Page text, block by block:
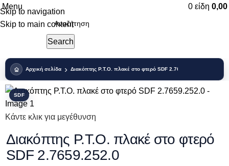
Skip to navigation
Skip to main content
Menu 0 είδη 0,00
Search
Αρχική σελίδα Διακόπτης P.T.O. πλακέ στο φτερό SDF 2.7659.252.0
SDF
Κάντε κλικ για μεγέθυνση
Διακόπτης P.T.O. πλακέ στο φτερό
SDF 2.7659.252.0